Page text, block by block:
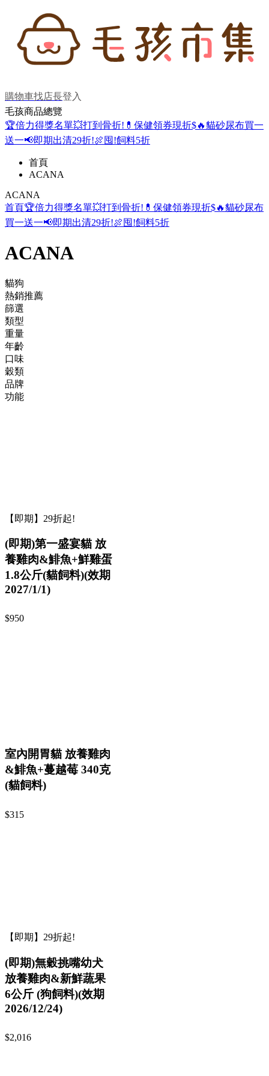
購物車找店長登入
毛孩商品總覽
🏆倍力得獎名單💥打到骨折! 💊保健領券現折$🔥貓砂尿布買一
送一📢即期出清29折!🍖囤!飼料5折
首頁
ACANA
ACANA
首頁🏆倍力得獎名單💥打到骨折! 💊保健領券現折$🔥貓砂尿布
買一送一📢即期出清29折!🍖囤!飼料5折
ACANA
貓狗
熱銷推薦
篩選
類型
重量
年齡
口味
穀類
品牌
功能
【即期】29折起!
(即期)第一盛宴貓 放
養雞肉&鯡魚+鮮雞蛋
1.8公斤(貓飼料)(效期
2027/1/1)
$950
室內開胃貓 放養雞肉
&鯡魚+蔓越莓 340克
(貓飼料)
$315
【即期】29折起!
(即期)無穀挑嘴幼犬
放養雞肉&新鮮蔬果
6公斤 (狗飼料)(效期
2026/12/24)
$2,016